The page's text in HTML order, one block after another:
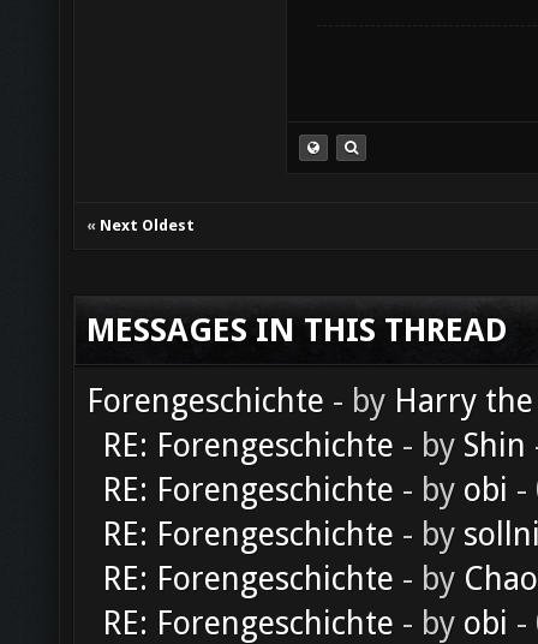
« Next Oldest
MESSAGES IN THIS THREAD
Forengeschichte - by Harry
RE: Forengeschichte - by Shin
RE: Forengeschichte - by obi -
RE: Forengeschichte - by
RE: Forengeschichte - by
RE: Forengeschichte - by obi -